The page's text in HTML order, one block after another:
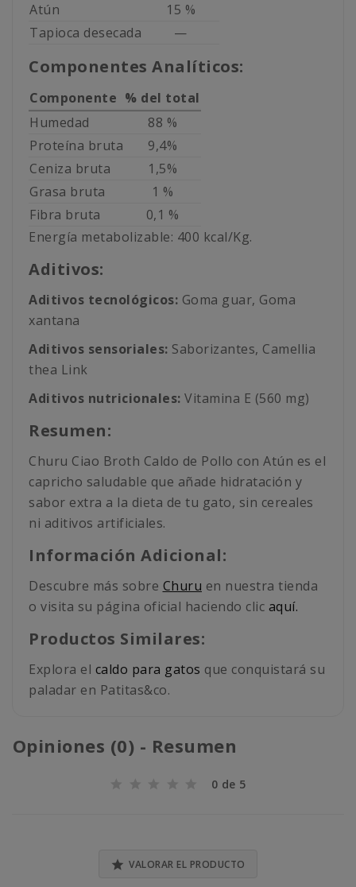
Atún
15 %
Tapioca desecada
—
Componentes Analíticos:
Componente % del total
Humedad
88 %
Proteína bruta
9,4%
Ceniza bruta
1,5%
Grasa bruta
1 %
Fibra bruta
0,1 %
Energía metabolizable: 400 kcal/Kg.
Aditivos:
Aditivos tecnológicos: Goma guar, Goma
xantana
Aditivos sensoriales: Saborizantes, Camellia
thea Link
Aditivos nutricionales: Vitamina E (560 mg)
Resumen:
Churu Ciao Broth Caldo de Pollo con Atún es el
capricho saludable que añade hidratación y
sabor extra a la dieta de tu gato, sin cereales
ni aditivos artificiales.
Información Adicional:
Descubre más sobre Churu en nuestra tienda
o visita su página oficial haciendo clic aquí.
Productos Similares:
Explora el caldo para gatos que conquistará su
paladar en Patitas&co.
Opiniones (0) - Resumen
0 de 5
 VALORAR EL PRODUCTO